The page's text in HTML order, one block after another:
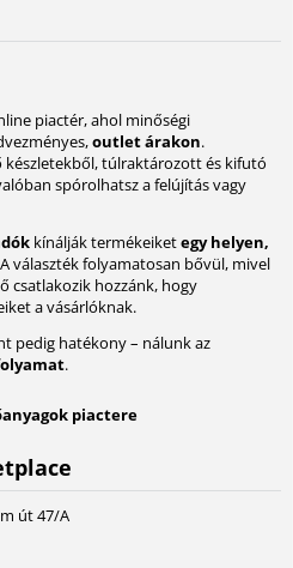
piactér, ahol minőségi
outlet árakon.
túlraktározott és kifutó
spórolhatsz a felújítás vagy
kínálják termékeiketegy helyen,
választék folyamatosan bővül, mivel
csatlakozik hozzánk, hogy
a vásárlóknak.
pedig hatékony – nálunk az
.
piactere
út 47/A